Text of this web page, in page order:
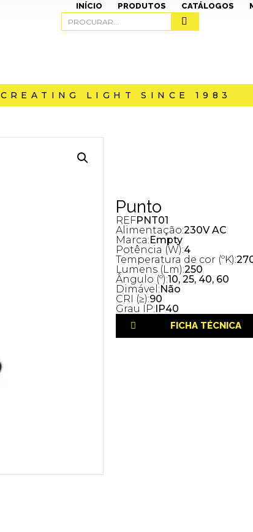
INÍCIO PRODUTOS CATÁLOGOS
CREATING LIGHT SINCE 1983
Punto
REFPNT01
Alimentação:230V AC
Marca:Empty
Potência (W):4
Temperatura de cor (ºK):
Lumens (Lm):250
Ângulo (º):10, 25, 40, 60
Dimável:Não
CRI (≥):90
Grau IP:IP40
FICHA TÉCNICA